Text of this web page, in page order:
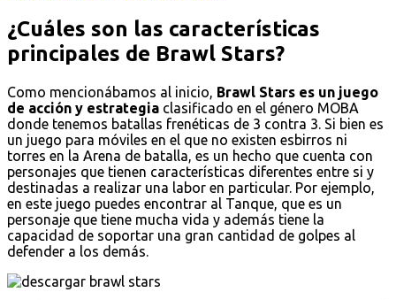
¿Cuáles son las características
principales de Brawl Stars?
Como mencionábamos al inicio, Brawl Stars es un juego
de acción y estrategia clasificado en el género MOBA
donde tenemos batallas frenéticas de 3 contra 3. Si bien es
un juego para móviles en el que no existen esbirros ni
torres en la Arena de batalla, es un hecho que cuenta con
personajes que tienen características diferentes entre si y
destinadas a realizar una labor en particular. Por ejemplo,
en este juego puedes encontrar al Tanque, que es un
personaje que tiene mucha vida y además tiene la
capacidad de soportar una gran cantidad de golpes al
defender a los demás.